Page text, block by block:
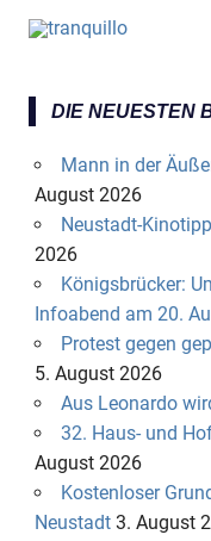
DIE NEUESTEN
Mann in der
August 2026
Neustadt-
2026
Königsbrücker:
Infoabend am 20.
Protest gegen
5. August 2026
Aus Leonardo
32. Haus- und
August 2026
Kostenloser
Neustadt 3. August